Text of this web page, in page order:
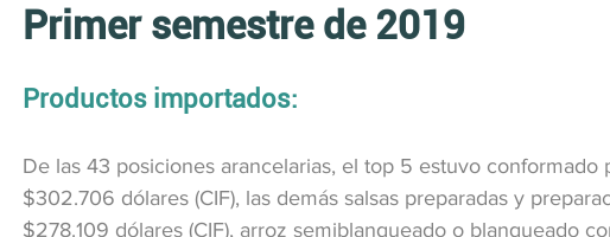
Primer semestre de 2019
Productos importados:
De las 43 posiciones arancelarias, el top 5 estuvo conformado
$302.706 dólares (CIF), las demás salsas preparadas y
$278.109 dólares (CIF), arroz semiblanqueado o blanqueado